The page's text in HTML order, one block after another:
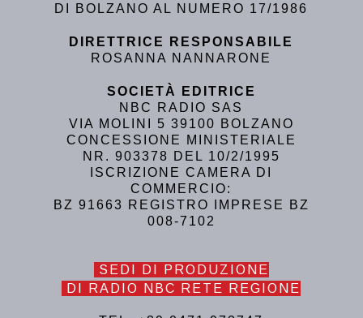
DI BOLZANO AL NUMERO 17/1986
DIRETTRICE RESPONSABILE
ROSANNA NANNARONE
SOCIETÀ EDITRICE
NBC RADIO SAS
VIA MOLINI 5 39100 BOLZANO
CONCESSIONE MINISTERIALE
NR. 903378 DEL 10/2/1995
ISCRIZIONE CAMERA DI
COMMERCIO:
BZ 91663 REGISTRO IMPRESE BZ
008-7102
SEDI DI PRODUZIONE
DI RADIO NBC RETE REGIONE